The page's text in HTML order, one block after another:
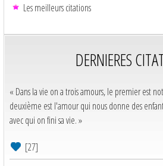
Les meilleurs citations
DERNIERES
« Dans la vie on a trois amours, le premier est
deuxième est l'amour qui nous donne des
avec qui on fini sa vie. »
[27]